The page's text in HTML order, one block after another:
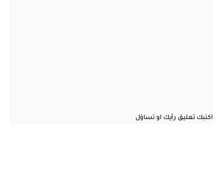
اكتبك تعليق رأيك او تساؤل